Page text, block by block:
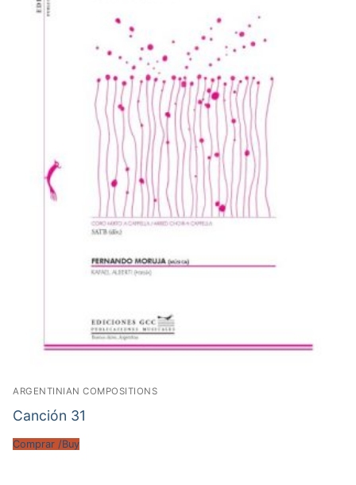
ARGENTINIAN COMPOSITIONS
Canción 31
Comprar /Buy